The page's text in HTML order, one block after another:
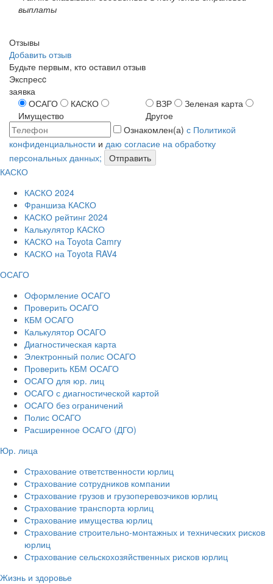
выплаты
Отзывы
Добавить отзыв
Будьте первым, кто оставил отзыв
Экспресc
заявка
ОСАГО
КАСКО
Имущество
ВЗР
Зеленая карта
Другое
Ознакомлен(а) с Политикой
конфиденциальности и даю согласие на обработку
персональных данных;
Отправить
КАСКО
КАСКО 2024
Франшиза КАСКО
КАСКО рейтинг 2024
Калькулятор КАСКО
КАСКО на Toyota Camry
КАСКО на Toyota RAV4
ОСАГО
Оформление ОСАГО
Проверить ОСАГО
КБМ ОСАГО
Калькулятор ОСАГО
Диагностическая карта
Электронный полис ОСАГО
Проверить КБМ ОСАГО
ОСАГО для юр. лиц
ОСАГО с диагностической картой
ОСАГО без ограничений
Полис ОСАГО
Расширенное ОСАГО (ДГО)
Юр. лица
Страхование ответственности юрлиц
Страхование сотрудников компании
Страхование грузов и грузоперевозчиков юрлиц
Страхование транспорта юрлиц
Страхование имущества юрлиц
Страхование строительно-монтажных и технических рисков
юрлиц
Страхование сельскохозяйственных рисков юрлиц
Жизнь и здоровье